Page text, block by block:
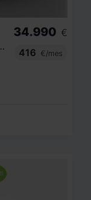
SPORTBACK
34.990 €
416
€/mes